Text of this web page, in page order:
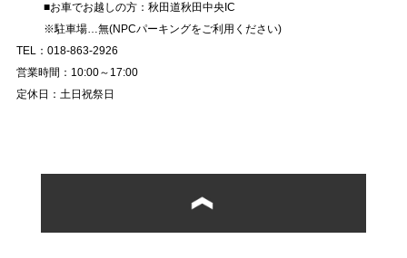
■お車でお越しの方：秋田道秋田中央IC
※駐車場…無(NPCパーキングをご利用ください)
TEL：018-863-2926
営業時間：10:00～17:00
定休日：土日祝祭日